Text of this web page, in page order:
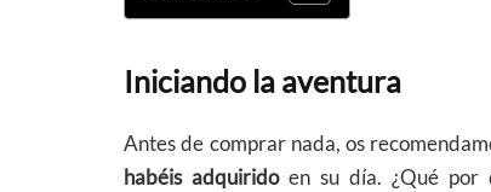
Iniciando la aventura
Antes de comprar nada, os
habéis adquiridoen su día. ¿Qué por